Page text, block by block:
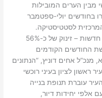
מבין הערים המובילות
בחודשים יולי-ספטמבר
המרכזית לסטטיסטיקה.
בראשל”צ נמכרו בתקופה זו 604 דירות חדשות – זינוק של כ-56%
החודשים הקודמים
אחיעזרא, מנכ”ל אחים דוניץ, “הנתונים
לציון בעיני רוכשי
עוברת תנופת בנייה
אלפי יחידות דיור,